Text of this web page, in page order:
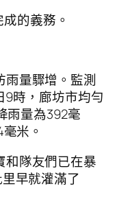
的義務。
雨量驟增。監測
9時，廊坊市均勻
雨量為392毫
米。
和隊友們已在暴
早就灌滿了